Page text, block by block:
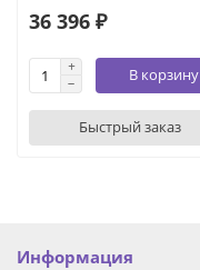
36 396 ₽
В корзину
Быстрый заказ
Информация